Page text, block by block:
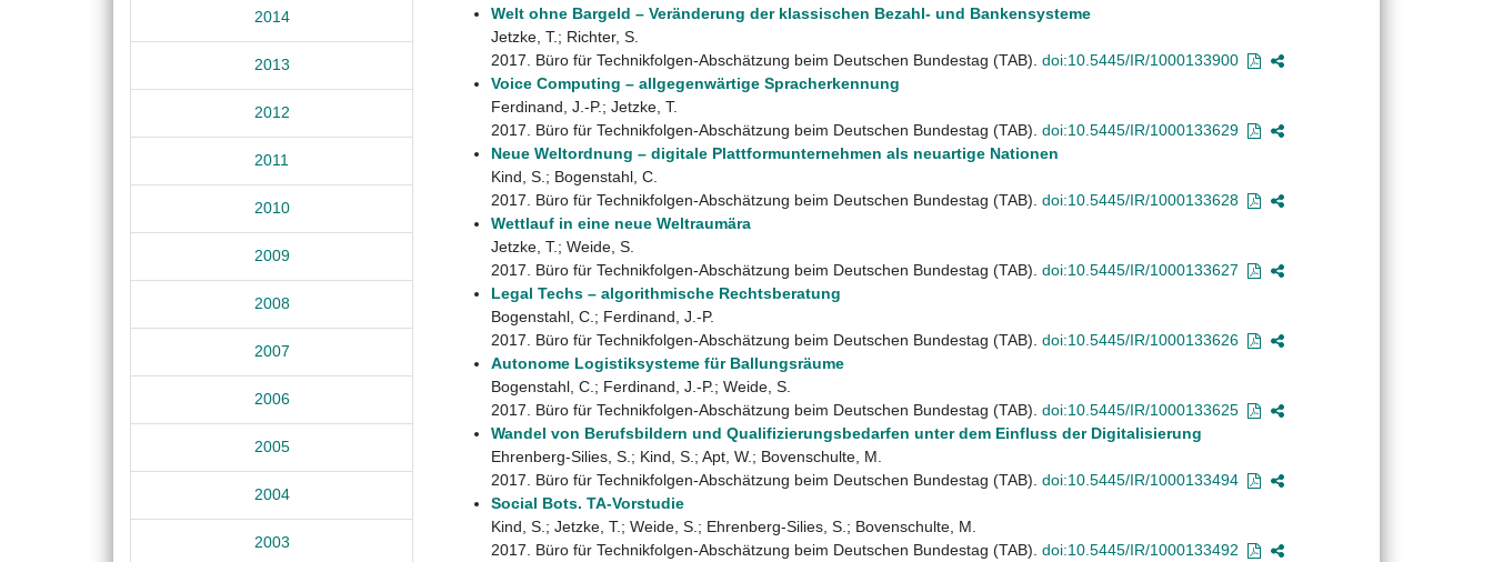
2014
2013
2012
2011
2010
2009
2008
2007
2006
2005
2004
2003
Welt ohne Bargeld – Veränderung der klassischen Bezahl- und Bankensysteme
Jetzke, T.; Richter, S.
2017. Büro für Technikfolgen-Abschätzung beim Deutschen Bundestag (TAB). doi:10.5445/IR/1000133900
Voice Computing – allgegenwärtige Spracherkennung
Ferdinand, J.-P.; Jetzke, T.
2017. Büro für Technikfolgen-Abschätzung beim Deutschen Bundestag (TAB). doi:10.5445/IR/1000133629
Neue Weltordnung – digitale Plattformunternehmen als neuartige Nationen
Kind, S.; Bogenstahl, C.
2017. Büro für Technikfolgen-Abschätzung beim Deutschen Bundestag (TAB). doi:10.5445/IR/1000133628
Wettlauf in eine neue Weltraumära
Jetzke, T.; Weide, S.
2017. Büro für Technikfolgen-Abschätzung beim Deutschen Bundestag (TAB). doi:10.5445/IR/1000133627
Legal Techs – algorithmische Rechtsberatung
Bogenstahl, C.; Ferdinand, J.-P.
2017. Büro für Technikfolgen-Abschätzung beim Deutschen Bundestag (TAB). doi:10.5445/IR/1000133626
Autonome Logistiksysteme für Ballungsräume
Bogenstahl, C.; Ferdinand, J.-P.; Weide, S.
2017. Büro für Technikfolgen-Abschätzung beim Deutschen Bundestag (TAB). doi:10.5445/IR/1000133625
Wandel von Berufsbildern und Qualifizierungsbedarfen unter dem Einfluss der Digitalisierung
Ehrenberg-Silies, S.; Kind, S.; Apt, W.; Bovenschulte, M.
2017. Büro für Technikfolgen-Abschätzung beim Deutschen Bundestag (TAB). doi:10.5445/IR/1000133494
Social Bots. TA-Vorstudie
Kind, S.; Jetzke, T.; Weide, S.; Ehrenberg-Silies, S.; Bovenschulte, M.
2017. Büro für Technikfolgen-Abschätzung beim Deutschen Bundestag (TAB). doi:10.5445/IR/1000133492